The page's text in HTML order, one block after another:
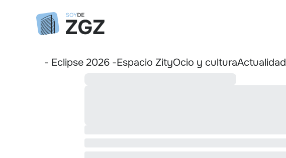
- Eclipse 2026 -Espacio ZityOcio y culturaActualidad